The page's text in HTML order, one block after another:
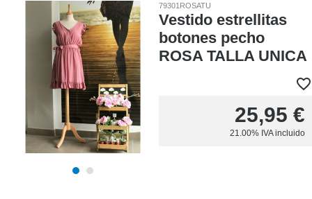
79301ROSATU
Vestido estrellitas
botones pecho
ROSA TALLA UNICA
25,95 €
21.00% IVA incluido